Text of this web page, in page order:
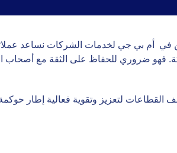
أم بي جي لخدمات الشركات نساعد
فهو ضروري للحفاظ على الثقة مع
لتعزيز وتقوية فعالية إطار